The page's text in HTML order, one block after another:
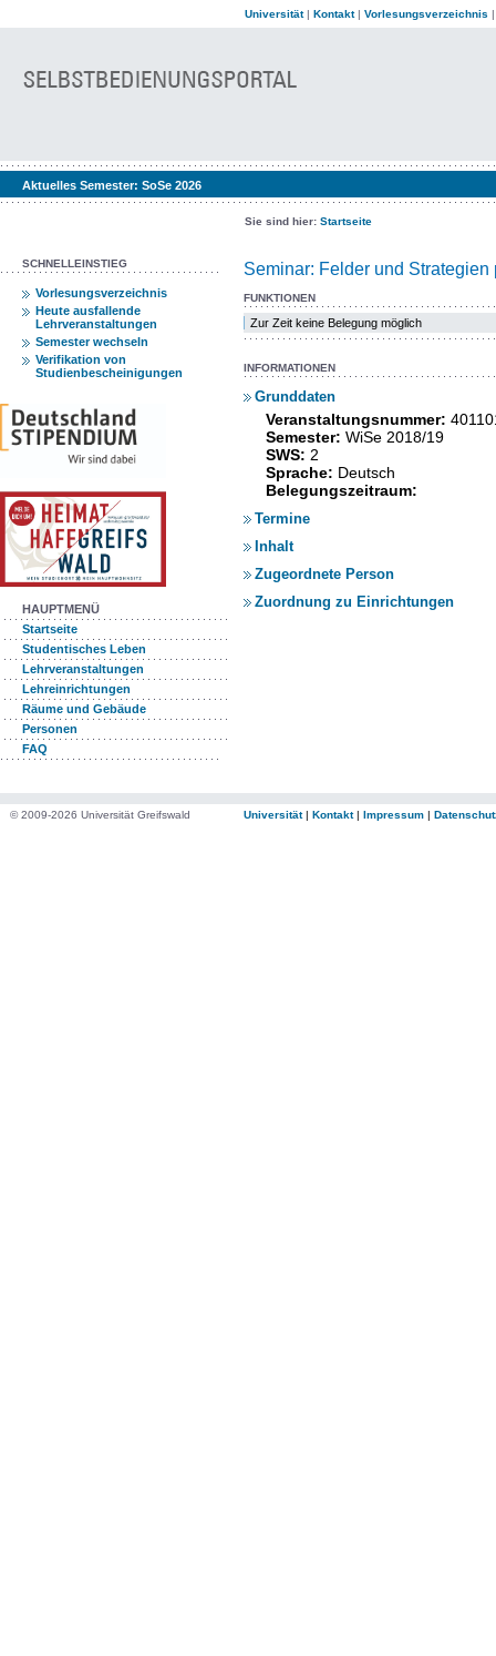
Universität| Kontakt| Vorlesungsverzeichnis
Aktuelles Semester: SoSe 2026
Sie sind hier: Startseite
SCHNELLEINSTIEG
Vorlesungsverzeichnis
Heute ausfallende
Lehrveranstaltungen
Semester wechseln
Verifikation von
Studienbescheinigungen
HAUPTMENÜ
Startseite
Studentisches Leben
Lehrveranstaltungen
Lehreinrichtungen
Räume und Gebäude
Personen
FAQ
Seminar: Felder und
FUNKTIONEN
Zur Zeit keine Belegung möglich
INFORMATIONEN
Grunddaten
Veranstaltungsnummer:
Semester: WiSe 2018/19
SWS: 2
Sprache: Deutsch
Belegungszeitraum:
Termine
Inhalt
Zugeordnete Person
Zuordnung zu Einrichtungen
© 2009-2026 Universität Greifswald Universität| Kontakt| Impressum |